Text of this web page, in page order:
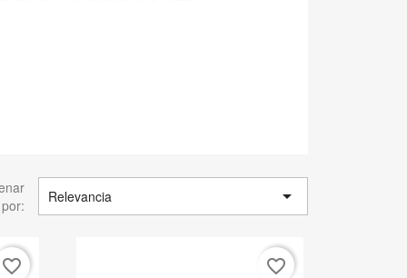
por:
Relevancia 
favorite_border favorite_border